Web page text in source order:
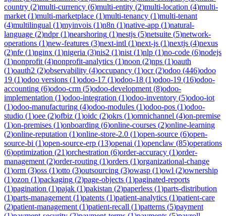
country (2)multi-currency (6)multi-entity (2)multi-location (4)multi-
market (1)multi-marketplace (1)multi-tenancy (1)multi-tenant
(4)multilingual (1)myinvois (1)n8n (1)native-app (1)natural-
language (2)ndpr(1)nearshoring (1)nestjs (5)netsuite (5)network-
operations (1)new-features (3)next-intl (1)next-js (1)nextjs (4)nexus
(2)nfe (1)nginx (1)nigeria (3)nis2 (1)nist (1)nlp (1)no-code (6)nodejs
(1)nonprofit (4)nonprofit-analytics (1)noon (2)nps (1)oauth
(1)oauth2 (2)observability (4)occupancy (1)ocr(2)odoo (446)odoo
19 (1)odoo versions (1)odoo-17 (1)odoo-18 (1)odoo-19 (16)odoo-
accounting (6)odoo-crm (5)odoo-development (8)odoo-
implementation (1)odoo-integration (1)odoo-inventory (5)odoo-iot
(1)odoo-manufacturing (4)odoo-modules (1)odoo-pos (1)odoo-
studio (1)oee (2)ofbiz (1)oidc (2)okrs (1)omnichannel (4)on-premise
(1)on-premises (1)onboarding (6)online-courses (2)online-learning
(2)online-reputation (1)online-store-2.0 (1)open-source (6)open-
source-bi (1)open-source-erp (13)openai (1)openclaw (85)operations
(6)optimization (21)orchestration (6)order-accuracy (1)order-
management (2)order-routing (1)orders (1)organizational-change
(1)orm (3)oss (1)otto (3)outsourcing (3)owasp (1)owl (2)ownership
(1)ozon (1)packaging (2)page-objects (1)paginated-reports
(1)pagination (1)pajak (1)pakistan (2)paperless (1)parts-distribution
(1)parts-management (1)patents (1)patient-analytics (1)patient-care
(2)patient-management (1)patient-recall (1)patterns (5)payment